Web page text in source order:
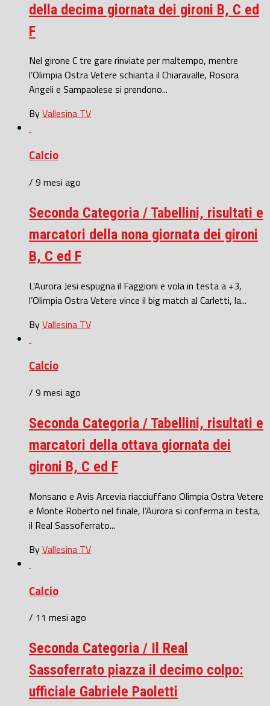
della decima giornata dei gironi B, C ed
F
Nel girone C tre gare rinviate per maltempo, mentre
l’Olimpia Ostra Vetere schianta il Chiaravalle, Rosora
Angeli e Sampaolese si prendono...
ByVallesina TV
Calcio
/ 9 mesi ago
Seconda Categoria / Tabellini, risultati e
marcatori della nona giornata dei gironi
B, C ed F
L’Aurora Jesi espugna il Faggioni e vola in testa a +3,
l’Olimpia Ostra Vetere vince il big match al Carletti, la...
ByVallesina TV
Calcio
/ 9 mesi ago
Seconda Categoria / Tabellini, risultati e
marcatori della ottava giornata dei
gironi B, C ed F
Monsano e Avis Arcevia riacciuffano Olimpia Ostra Vetere
e Monte Roberto nel finale, l’Aurora si conferma in testa,
il Real Sassoferrato...
ByVallesina TV
Calcio
/ 11 mesi ago
Seconda Categoria / Il Real
Sassoferrato piazza il decimo colpo:
ufficiale Gabriele Paoletti